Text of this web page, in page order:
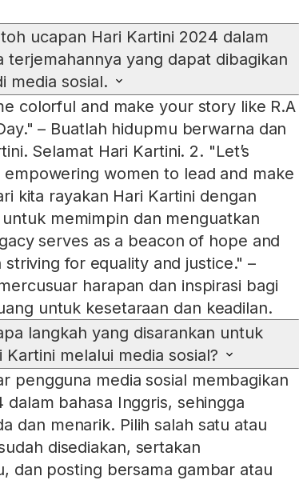
ucapan Hari Kartini 2024 dalam
terjemahannya yang dapat dibagikan
media sosial.
colorful and make your story like R.A
– Buatlah hidupmu berwarna dan
Selamat Hari Kartini. 2. "Let’s
women to lead and make
kita rayakan Hari Kartini dengan
memimpin dan menguatkan
serves as a beacon of hope and
for equality and justice." –
harapan dan inspirasi bagi
untuk kesetaraan dan keadilan.
langkah yang disarankan untuk
Kartini melalui media sosial?
pengguna media sosial membagikan
dalam bahasa Inggris, sehingga
dan menarik. Pilih salah satu atau
disediakan, sertakan
dan posting bersama gambar atau